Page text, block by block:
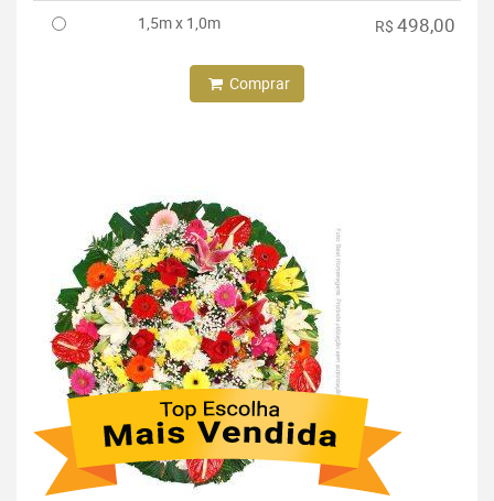
1,5m x 1,0m R$ 498,00
Comprar